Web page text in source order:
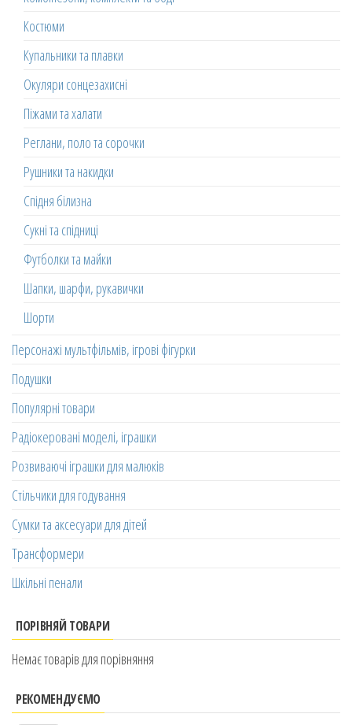
Костюми
Купальники та плавки
Окуляри сонцезахисні
Піжами та халати
Реглани, поло та сорочки
Рушники та накидки
Спідня білизна
Сукні та спідниці
Футболки та майки
Шапки, шарфи, рукавички
Шорти
Персонажі мультфільмів, ігрові фігурки
Подушки
Популярні товари
Радіокеровані моделі, іграшки
Розвиваючі іграшки для малюків
Стільчики для годування
Сумки та аксесуари для дітей
Трансформери
Шкільні пенали
ПОРІВНЯЙ ТОВАРИ
Немає товарів для порівняння
РЕКОМЕНДУЄМО